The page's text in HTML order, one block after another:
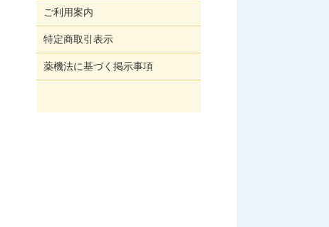
ご利用案内
特定商取引表示
薬機法に基づく掲示事項